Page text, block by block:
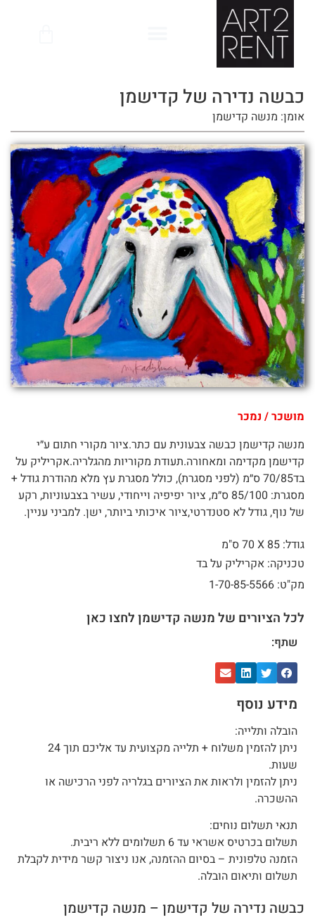
כבשה נדירה של קדישמן
אומן: מנשה קדישמן
מושכר / נמכר
מנשה קדישמן כבשה צבעונית עם כתר.ציור מקורי חתום ע״י
קדישמן מקדימה ומאחורה.תעודת מקוריות מהגלריה.אקריליק על
בד70/85 ס״מ (לפני מסגרת), כולל מסגרת עץ מלא מהודרת גודל +
מסגרת: 85/100 ס״מ, ציור יפיפיה וייחודי, עשיר בצבעוניות, רקע
של נוף, גודל לא סטנדרטי,ציור איכותי ביותר, ישן. למביני עניין.
גודל: 85 X
70 ס"מ
טכניקה: אקריליק על בד
מק"ט: 1-70-85-5566
לכל הציורים של מנשה קדישמן לחצו כאן
שתף:
מידע נוסף
הובלה ותלייה:
ניתן להזמין משלוח + תלייה מקצועית עד אליכם תוך 24
שעות.
ניתן להזמין ולראות את הציורים בגלריה לפני הרכישה או
ההשכרה.
תנאי תשלום נוחים:
תשלום בכרטיס אשראי עד 6 תשלומים ללא ריבית.
הזמנה טלפונית – בסיום ההזמנה, אנו ניצור קשר מידית לקבלת
תשלום ותיאום הובלה.
כבשה נדירה של קדישמן – מנשה קדישמן